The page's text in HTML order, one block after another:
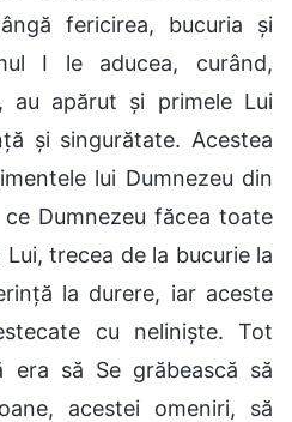
fericirea, bucuria și
I le aducea, curând,
au apărut și primele Lui
și singurătate. Acestea
lui Dumnezeu din
Dumnezeu făcea toate
trecea de la bucurie la
la durere, iar aceste
cu neliniște. Tot
să Se grăbească să
acestei omeniri, să